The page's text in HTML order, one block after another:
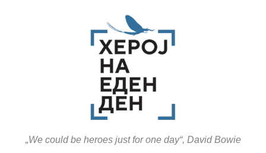
„We could be heroes just for one day“, David Bowie